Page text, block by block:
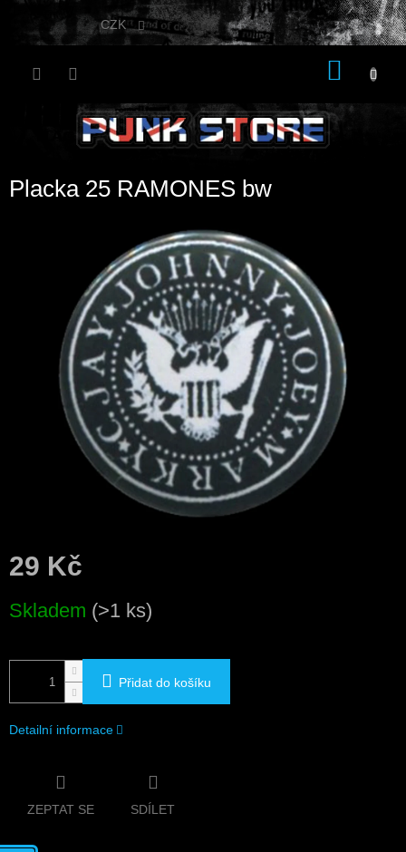
Přejít
CZK
Placka 25 RAMONES bw
29 Kč
cena:
Skladem (>1 ks)
Přidat do košíku
Detailní informace
ZEPTAT SE SDÍLET